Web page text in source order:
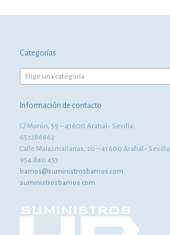
Categorías
Elige una categoría
Información de contacto
C/ Morón, 59 – 41600 Arahal - Sevilla
657286662
Calle Malasmañanas, 20 – 41600 Arahal - Sevilla
954 840 453
barrios@suministrosbarrios.com
suministrosbarrios.com